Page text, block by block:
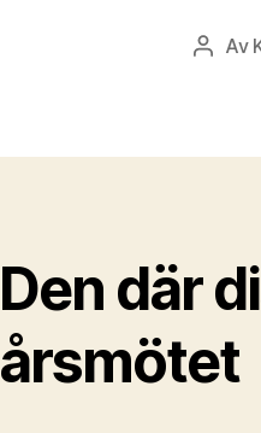
Av
Den där
årsmötet